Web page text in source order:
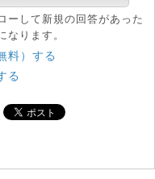
ーして新規の回答があった
なります。
料）する
る